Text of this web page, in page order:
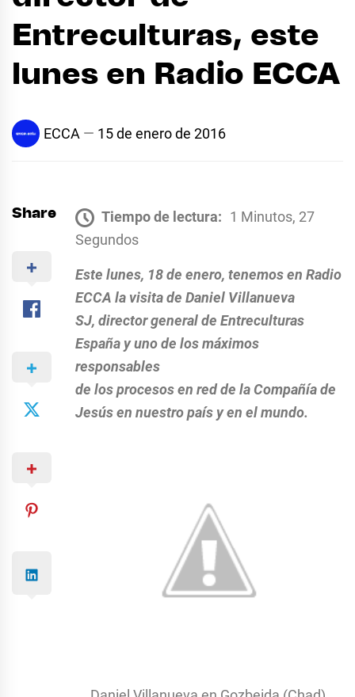
Entreculturas, este
lunes en Radio ECCA
ECCA 15 de enero de 2016
Share Tiempo de lectura: 1 Minutos, 27
Segundos
Este lunes, 18 de enero, tenemos en Radio
ECCA la visita de Daniel Villanueva
SJ, director general de Entreculturas
España y uno de los máximos
responsables
de los procesos en red de la Compañía de
Jesús en nuestro país y en el mundo.